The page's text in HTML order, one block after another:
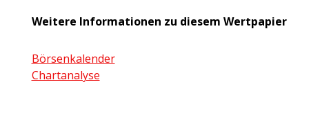
Weitere Informationen zu diesem Wertpapier
Börsenkalender
Chartanalyse